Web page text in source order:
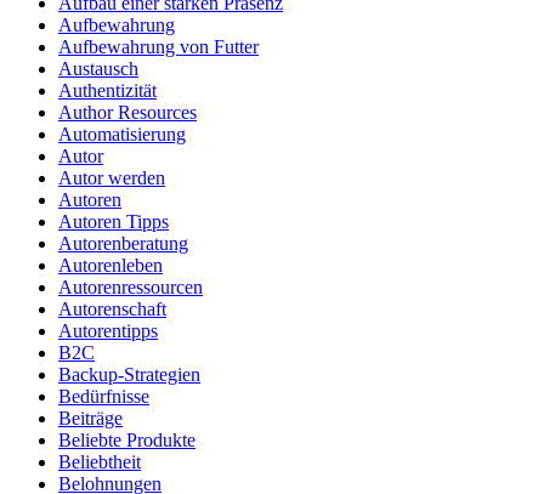
Aufbewahrung
Aufbewahrung von Futter
Austausch
Authentizität
Author Resources
Automatisierung
Autor
Autor werden
Autoren
Autoren Tipps
Autorenberatung
Autorenleben
Autorenressourcen
Autorenschaft
Autorentipps
B2C
Backup-Strategien
Bedürfnisse
Beiträge
Beliebte Produkte
Beliebtheit
Belohnungen